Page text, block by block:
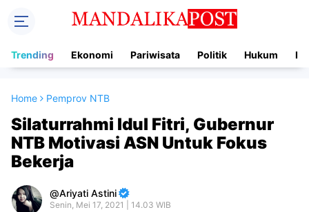
Trending Ekonomi Pariwisata Politik Hukum
Home Pemprov NTB
Silaturrahmi Idul Fitri, Gubernur
NTB Motivasi ASN Untuk Fokus
Bekerja
Ariyati Astini
Senin, Mei 17, 2021 | 14.03 WIB